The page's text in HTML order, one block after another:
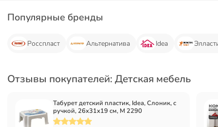
Популярные бренды
Росспласт Альтернатива Idea
Отзывы покупателей: Детская мебель
Табурет детский пластик, Idea, Слоник, с
ручкой, 26х31х19 см, М 2290